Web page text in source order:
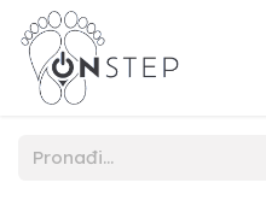
Preskoči na sadržaj